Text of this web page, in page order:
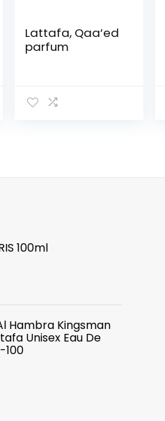
Lattafa, Qaa’ed
parfum
100ml
Hambra Kingsman
Unisex Eau De
100